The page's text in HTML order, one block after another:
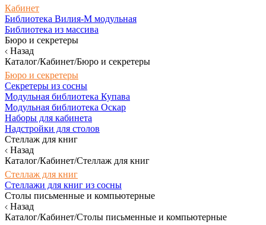
Кабинет
Библиотека Вилия-М модульная
Библиотека из массива
Бюро и секретеры
Назад
Каталог/Кабинет/Бюро и секретеры
Бюро и секретеры
Секретеры из сосны
Модульная библиотека Купава
Модульная библиотека Оскар
Наборы для кабинета
Надстройки для столов
Стеллаж для книг
Назад
Каталог/Кабинет/Стеллаж для книг
Стеллаж для книг
Стеллажи для книг из сосны
Столы письменные и компьютерные
Назад
Каталог/Кабинет/Столы письменные и компьютерные